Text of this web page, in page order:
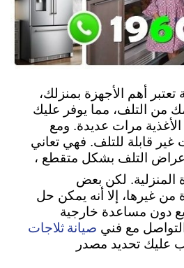
تعتبر أهم الأجهزة بمنزلك،
من التلف، مما يوفر عليك
الأغذية مرات عديدة. ومع
غير قابلة للتلف. فهي تعاني
التلف بشكل متقطع ،
المنزلية. لكن بعض
غيرها، إلا أنه يمكن حل
دون مساعدة خارجية
مع فني صيانة ثلاجات
عليك تحديد مصدر